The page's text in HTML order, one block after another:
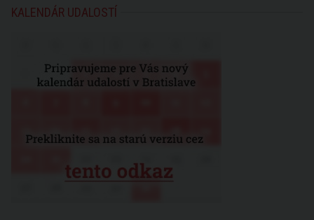
KALENDÁR UDALOSTÍ